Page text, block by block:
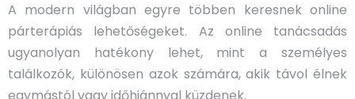
A modern világban egyre többen keresnek online
párterápiás lehetőségeket. Az online tanácsadás
ugyanolyan hatékony lehet, mint a személyes
találkozók, különösen azok számára, akik távol élnek